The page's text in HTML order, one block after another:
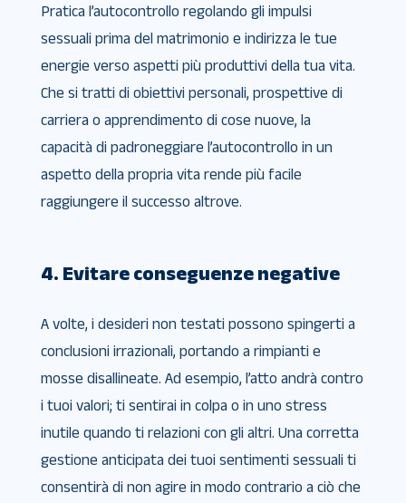
Pratica l’autocontrollo regolando gli impulsi
sessuali prima del matrimonio e indirizza le tue
energie verso aspetti più produttivi della tua vita.
Che si tratti di obiettivi personali, prospettive di
carriera o apprendimento di cose nuove, la
capacità di padroneggiare l’autocontrollo in un
aspetto della propria vita rende più facile
raggiungere il successo altrove.
4. Evitare conseguenze negative
A volte, i desideri non testati possono spingerti a
conclusioni irrazionali, portando a rimpianti e
mosse disallineate. Ad esempio, l’atto andrà contro
i tuoi valori; ti sentirai in colpa o in uno stress
inutile quando ti relazioni con gli altri. Una corretta
gestione anticipata dei tuoi sentimenti sessuali ti
consentirà di non agire in modo contrario a ciò che